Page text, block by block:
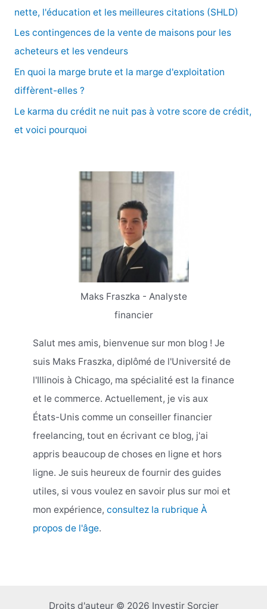
nette, l'éducation et les meilleures citations (SHLD)
Les contingences de la vente de maisons pour les
acheteurs et les vendeurs
En quoi la marge brute et la marge d'exploitation
diffèrent-elles ?
Le karma du crédit ne nuit pas à votre score de crédit,
et voici pourquoi
Maks Fraszka - Analyste
financier
Salut mes amis, bienvenue sur mon blog ! Je
suis Maks Fraszka, diplômé de l'Université de
l'Illinois à Chicago, ma spécialité est la finance
et le commerce. Actuellement, je vis aux
États-Unis comme un conseiller financier
freelancing, tout en écrivant ce blog, j'ai
appris beaucoup de choses en ligne et hors
ligne. Je suis heureux de fournir des guides
utiles, si vous voulez en savoir plus sur moi et
mon expérience, consultez la rubrique À
propos de l'âge.
Droits d'auteur © 2026 Investir Sorcier